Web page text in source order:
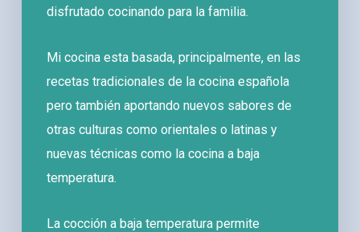
disfrutado cocinando para la familia.
Mi cocina esta basada, principalmente, en las
recetas tradicionales de la cocina española
pero también aportando nuevos sabores de
otras culturas como orientales o latinas y
nuevas técnicas como la cocina a baja
temperatura.
La cocción a baja temperatura permite